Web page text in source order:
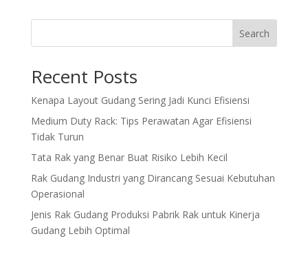
Search
Recent Posts
Kenapa Layout Gudang Sering Jadi Kunci Efisiensi
Medium Duty Rack: Tips Perawatan Agar Efisiensi
Tidak Turun
Tata Rak yang Benar Buat Risiko Lebih Kecil
Rak Gudang Industri yang Dirancang Sesuai Kebutuhan
Operasional
Jenis Rak Gudang Produksi Pabrik Rak untuk Kinerja
Gudang Lebih Optimal